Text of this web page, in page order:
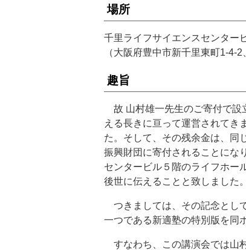
場所
千里ライフサイエンスセンタ
（大阪府豊中市新千里東町1-4-
趣旨
故 山村雄一先生のご寄付で設
える長きに亘って運営されてき
た。そして、その残余金は、同
振興財団に寄付されることにな
センタービル５階のライフホー
後世に伝えることと致しました。
つきましては、その記念とし
一つである新適塾の特別版を同
すなわち、この講演会では山